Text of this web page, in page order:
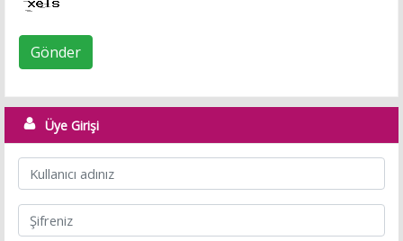
Gönder
Üye Girişi